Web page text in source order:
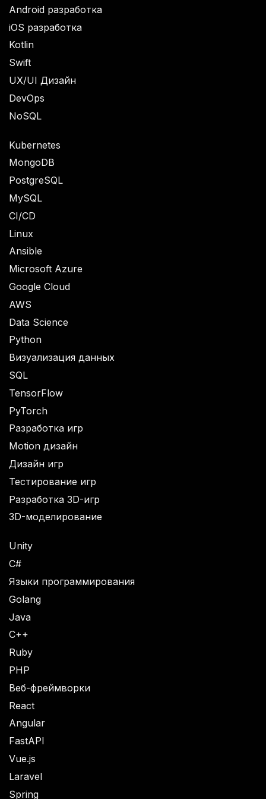
Android разработка
iOS разработка
Kotlin
Swift
UX/UI Дизайн
DevOps
NoSQL
Kubernetes
MongoDB
PostgreSQL
MySQL
CI/CD
Linux
Ansible
Microsoft Azure
Google Cloud
AWS
Data Science
Python
Визуализация данных
SQL
TensorFlow
PyTorch
Разработка игр
Motion дизайн
Дизайн игр
Тестирование игр
Разработка 3D-игр
3D-моделирование
Unity
C#
Языки программирования
Golang
Java
C++
Ruby
PHP
Веб-фреймворки
React
Angular
FastAPI
Vue.js
Laravel
Spring